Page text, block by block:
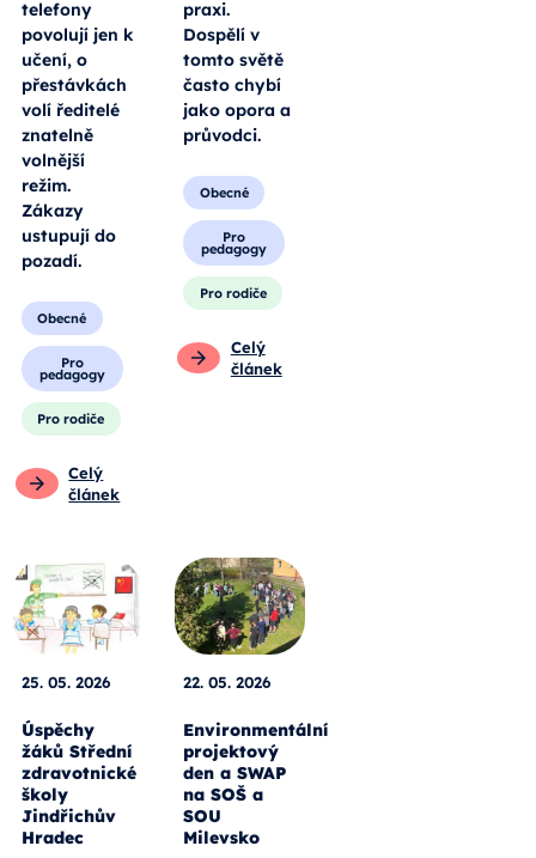
telefony
povolují jen k
učení, o
přestávkách
volí ředitelé
znatelně
volnější
režim.
Zákazy
ustupují do
pozadí.
Obecné
Pro
pedagogy
Pro rodiče
Celý
článek
praxi.
Dospělí v
tomto světě
často chybí
jako opora a
průvodci.
Obecné
Pro
pedagogy
Pro rodiče
Celý
článek
25. 05. 2026
Úspěchy
žáků Střední
zdravotnické
školy
Jindřichův
Hradec
22. 05. 2026
Environmentální
projektový
den a SWAP
na SOŠ a
SOU
Milevsko